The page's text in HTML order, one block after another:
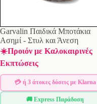
Garvalin Παιδικά Μποτάκια
Ασημί - Στυλ και Άνεση
☀️Προιόν με Καλοκαιρινές
Εκπτώσεις
💳 ή 3 άτοκες δόσεις με Klarna
🚚 Express Παράδοση